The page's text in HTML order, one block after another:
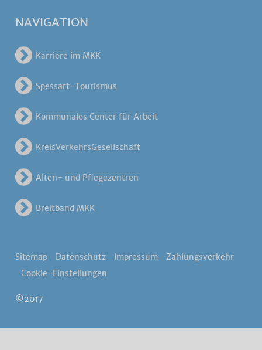
NAVIGATION
Karriere im MKK
Spessart-Tourismus
Kommunales Center für Arbeit
KreisVerkehrsGesellschaft
Alten- und Pflegezentren
Breitband MKK
Sitemap Datenschutz Impressum
Zahlungsverkehr
Cookie-Einstellungen
©2017